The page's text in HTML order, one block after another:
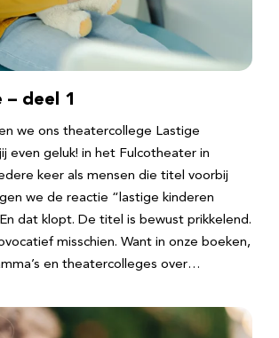
– deel 1
we ons theatercollege Lastige
even geluk! in het Fulcotheater in
keer als mensen die titel voorbij
we de reactie “lastige kinderen
dat klopt. De titel is bewust prikkelend.
misschien. Want in onze boeken,
en theatercolleges over…